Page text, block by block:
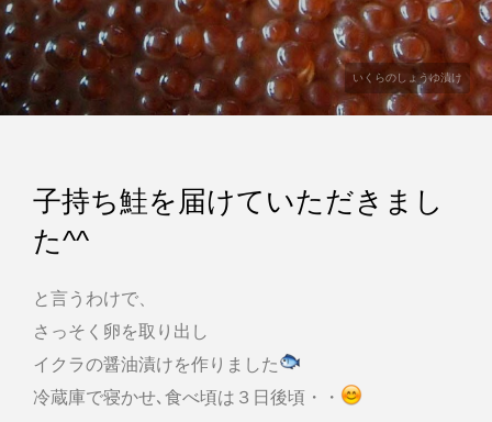
いくらのしょうゆ漬け
子持ち鮭を届けていただきまし
た^^
と言うわけで、
さっそく卵を取り出し
イクラの醤油漬けを作りました
冷蔵庫で寝かせ､食べ頃は３日後頃・・